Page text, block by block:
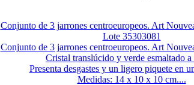
Conjunto de 3 jarrones centroeuropeos. Art
Lote 35303081
Conjunto de 3 jarrones centroeuropeos. Art
Cristal translúcido y verde esmaltado a
Presenta desgastes y un ligero piquete en
Medidas: 14 x 10 x 10 cm....